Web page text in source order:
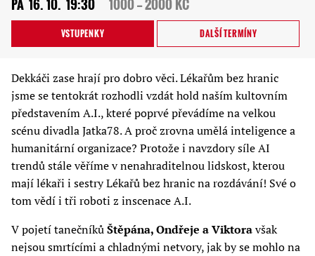
PÁ 16. 10. 19:30 1000 — 2000 KČ
VSTUPENKY DALŠÍ TERMÍNY
Dekkáči zase hrají pro dobro věci. Lékařům bez hranic
jsme se tentokrát rozhodli vzdát hold naším kultovním
představením A.I., které poprvé převádíme na velkou
scénu divadla Jatka78. A proč zrovna umělá inteligence a
humanitární organizace? Protože i navzdory síle AI
trendů stále věříme v nenahraditelnou lidskost, kterou
mají lékaři i sestry Lékařů bez hranic na rozdávání! Své o
tom vědí i tři roboti z inscenace A.I.
V pojetí tanečníkůŠtěpána, Ondřeje a Viktoravšak
nejsou smrtícími a chladnými netvory, jak by se mohlo na